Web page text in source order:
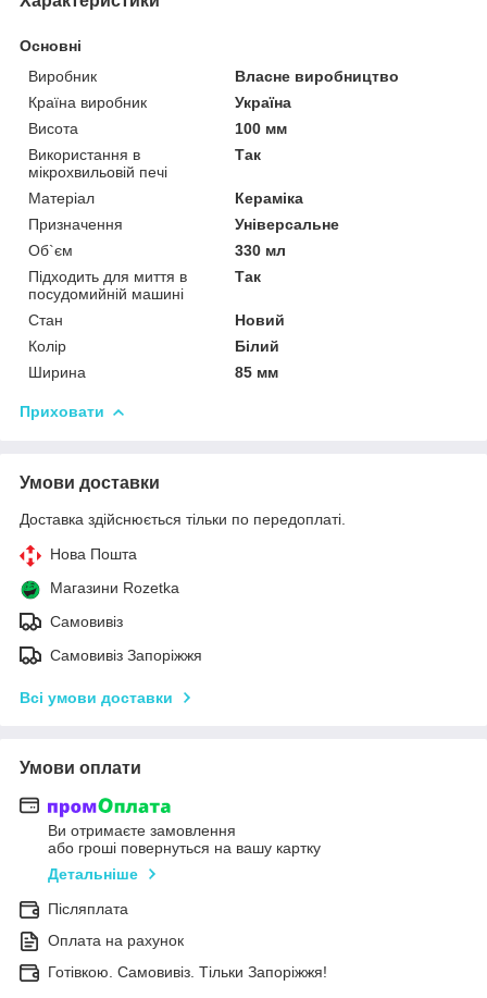
Основні
Виробник
Власне виробництво
Країна виробник
Україна
Висота
100 мм
Використання в
мікрохвильовій печі
Так
Матеріал
Кераміка
Призначення
Універсальне
Об`єм
330 мл
Підходить для миття в
посудомийній машині
Так
Стан
Новий
Колір
Білий
Ширина
85 мм
Приховати
Умови доставки
Доставка здійснюється тільки по передоплаті.
Нова Пошта
Магазини Rozetka
Самовивіз
Самовивіз Запоріжжя
Всі умови доставки
Умови оплати
Ви отримаєте замовлення
або гроші повернуться на вашу картку
Детальніше
Післяплата
Оплата на рахунок
Готівкою. Самовивіз. Тільки Запоріжжя!